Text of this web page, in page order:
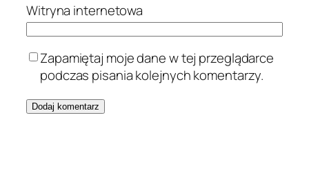
Witryna internetowa
Zapamiętaj moje dane w tej przeglądarce
podczas pisania kolejnych komentarzy.